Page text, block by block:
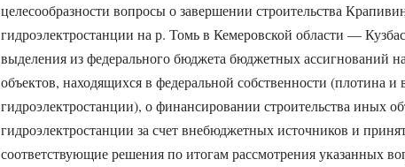
целесообразности вопросы о завершении строительства
гидроэлектростанции на р. Томь в Кемеровской области —
выделения из федерального бюджета бюджетных ассигнований
объектов, находящихся в федеральной собственности (плотина
гидроэлектростанции), о финансировании строительства иных
гидроэлектростанции за счет внебюджетных источников и
соответствующие решения по итогам рассмотрения указанных